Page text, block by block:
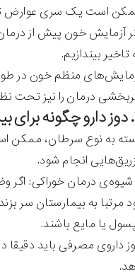
است یک سری عوارض
آزمایش خون پیش از
تاخیر بیندازیم.
منظم خون در
درمان را نیز تحت
به نوع سرطان، ممکن
انجام شود.
درمان خوراکی: اگر
مرتبا به بیمارستان
یا مایع باشند.
داروی مصرفی باید